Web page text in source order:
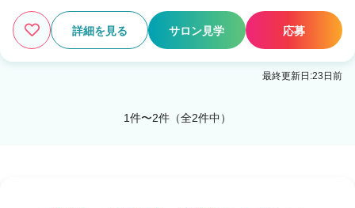
詳細を見る サロン見学 応募
最終更新日:23日前
1件〜2件（全2件中）